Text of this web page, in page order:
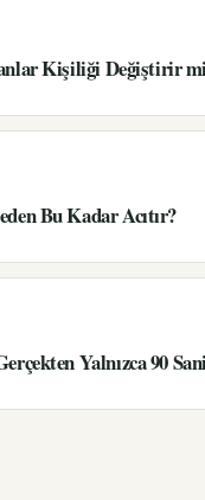
Kişiliği Değiştirir
Bu Kadar Acıtır?
Yalnızca 90